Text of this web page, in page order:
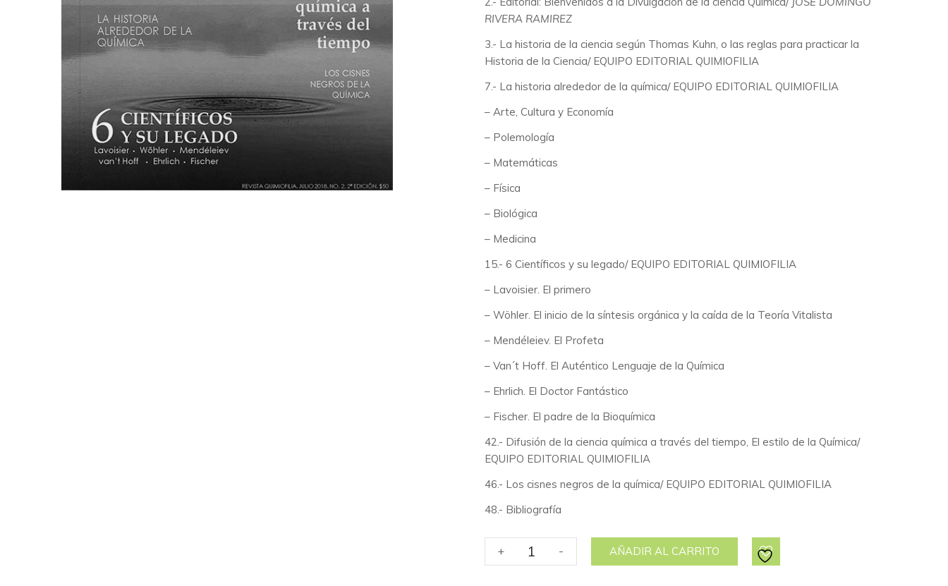
RIVERA RAMIREZ
3.- La historia de la ciencia según Thomas Kuhn, o las reglas para practicar la
Historia de la Ciencia/ EQUIPO EDITORIAL QUIMIOFILIA
7.- La historia alrededor de la química/ EQUIPO EDITORIAL QUIMIOFILIA
– Arte, Cultura y Economía
– Polemología
– Matemáticas
– Física
– Biológica
– Medicina
15.- 6 Científicos y su legado/ EQUIPO EDITORIAL QUIMIOFILIA
– Lavoisier. El primero
– Wöhler. El inicio de la síntesis orgánica y la caída de la Teoría Vitalista
– Mendéleiev. El Profeta
– Van´t Hoff. El Auténtico Lenguaje de la Química
– Ehrlich. El Doctor Fantástico
– Fischer. El padre de la Bioquímica
42.- Difusión de la ciencia química a través del tiempo, El estilo de la Química/
EQUIPO EDITORIAL QUIMIOFILIA
46.- Los cisnes negros de la química/ EQUIPO EDITORIAL QUIMIOFILIA
48.- Bibliografía
+
No.
2
- AÑADIR AL CARRITO